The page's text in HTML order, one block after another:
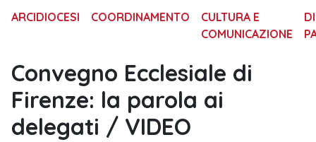
ARCIDIOCESI COORDINAMENTO
CULTURA E
COMUNICAZIONE
Convegno Ecclesiale di
Firenze: la parola ai
delegati / VIDEO